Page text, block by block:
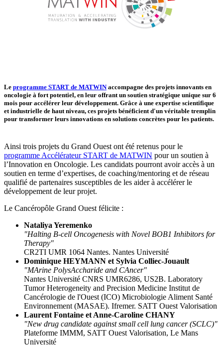
Le programme START de MATWINaccompagne des projets innovants en
oncologie à fort potentiel, en leur offrant un soutien stratégique unique sur 6
mois pour accélérer leur développement. Grâce à une expertise scientifique
et industrielle de haut niveau, ces projets bénéficient d'un véritable tremplin
pour transformer leurs innovations en solutions concrètes pour les patients.
Ainsi trois projets du Grand Ouest ont été retenus pour le
programme Accélérateur START de MATWIN pour un soutien à
l’Innovation en Oncologie. Les candidats pourront avoir accès à un
soutien en terme d’expertises, de coaching/mentoring et de réseau
qualifié de partenaires susceptibles de les aider à accélérer le
développement de leur projet.
Le Cancéropôle Grand Ouest félicite :
Nataliya Yeremenko
"Halting B-cell Oncogenesis with Novel BOB1 Inhibitors for
Therapy"
CR2TI UMR 1064 Nantes. Nantes Université
Dominique HEYMANN et Sylvia Colliec-Jouault
"MArine PolysAccharide and CAncer"
Nantes Université CNRS UMR6286, US2B. Laboratory
Tumor Heterogeneity and Precision Medicine Institut de
Cancérologie de l'Ouest (ICO) Microbiologie Aliment Santé
Environnement (MASAE). Ifremer. SATT Ouest Valorisation
Laurent Fontaine et Anne-Caroline CHANY
"New drug candidate against small cell lung cancer (SCLC)"
Plateforme IMMM, SATT Ouest Valorisation, Le Mans
Université